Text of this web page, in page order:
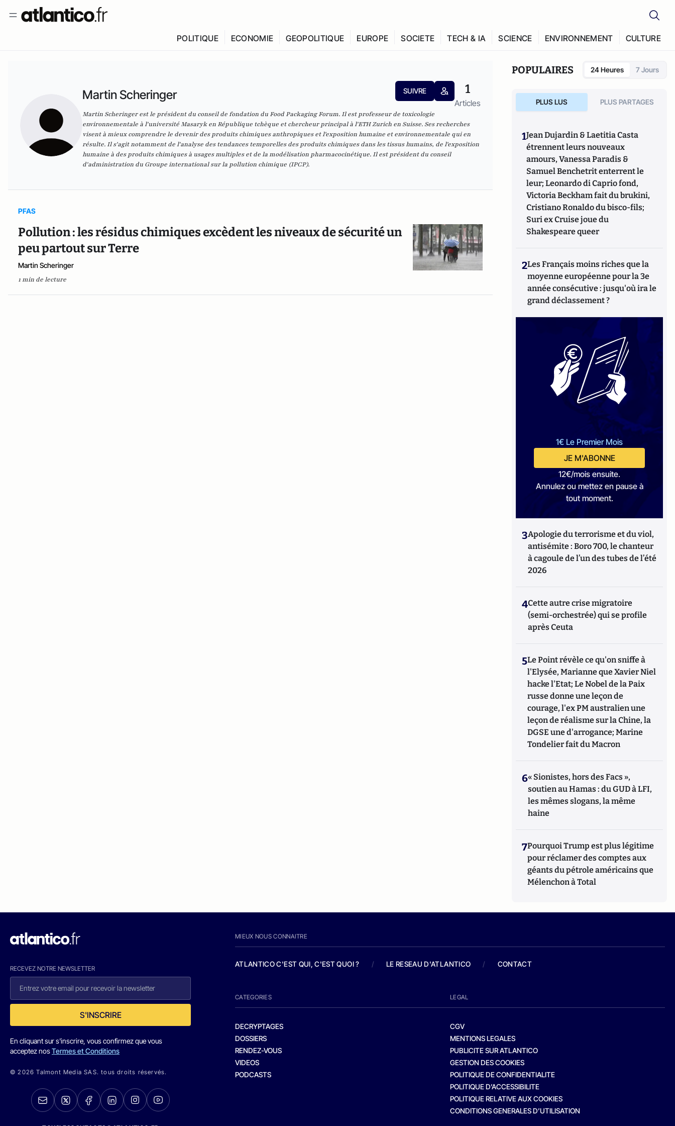
POLITIQUE ECONOMIE GEOPOLITIQUE EUROPE SOCIETE TECH & IA SCIENCE ENVIRONNEMENT CULTURE
Martin Scheringer SUIVRE 1
Articles
Martin Scheringer est le président du conseil de fondation du Food Packaging Forum. Il est professeur de toxicologie
environnementale à l'université Masaryk en République tchèque et chercheur principal à l'ETH Zurich en Suisse. Ses recherches
visent à mieux comprendre le devenir des produits chimiques anthropiques et l'exposition humaine et environnementale qui en
résulte. Il s'agit notamment de l'analyse des tendances temporelles des produits chimiques dans les tissus humains, de l'exposition
humaine à des produits chimiques à usages multiples et de la modélisation pharmacocinétique. Il est président du conseil
d'administration du Groupe international sur la pollution chimique (IPCP).
PFAS
Pollution : les résidus chimiques excèdent les niveaux de sécurité un
peu partout sur Terre
Martin Scheringer
1 min de lecture
POPULAIRES 24 Heures 7 Jours
PLUS LUS PLUS PARTAGES
1Jean Dujardin & Laetitia Casta
étrennent leurs nouveaux
amours, Vanessa Paradis &
Samuel Benchetrit enterrent le
leur; Leonardo di Caprio fond,
Victoria Beckham fait du brukini,
Cristiano Ronaldo du bisco-fils;
Suri ex Cruise joue du
Shakespeare queer
2Les Français moins riches que la
moyenne européenne pour la 3e
année consécutive : jusqu'où ira le
grand déclassement ?
1€ Le Premier Mois
JE M'ABONNE
12€/mois ensuite.
Annulez ou mettez en pause à
tout moment.
3Apologie du terrorisme et du viol,
antisémite : Boro 700, le chanteur
à cagoule de l’un des tubes de l’été
2026
4Cette autre crise migratoire
(semi-orchestrée) qui se profile
après Ceuta
5Le Point révèle ce qu'on sniffe à
l'Elysée, Marianne que Xavier Niel
hacke l'Etat; Le Nobel de la Paix
russe donne une leçon de
courage, l'ex PM australien une
leçon de réalisme sur la Chine, la
DGSE une d'arrogance; Marine
Tondelier fait du Macron
6« Sionistes, hors des Facs »,
soutien au Hamas : du GUD à LFI,
les mêmes slogans, la même
haine
7Pourquoi Trump est plus légitime
pour réclamer des comptes aux
géants du pétrole américains que
Mélenchon à Total
RECEVEZ NOTRE NEWSLETTER
S'INSCRIRE
En cliquant sur s'inscrire, vous confirmez que vous
acceptez nosTermes et Conditions
© 2026 Talmont Media SAS. tous droits réservés.
MIEUX NOUS CONNAITRE
ATLANTICO C'EST QUI, C'EST QUOI ? / LE RESEAU D'ATLANTICO / CONTACT
CATEGORIES
DECRYPTAGES
DOSSIERS
RENDEZ-VOUS
VIDEOS
PODCASTS
LEGAL
CGV
MENTIONS LEGALES
PUBLICITE SUR ATLANTICO
GESTION DES COOKIES
POLITIQUE DE CONFIDENTIALITE
POLITIQUE D’ACCESSIBILITE
POLITIQUE RELATIVE AUX COOKIES
CONDITIONS GENERALES D’UTILISATION